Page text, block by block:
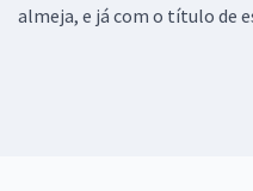
almeja, e já com o título de